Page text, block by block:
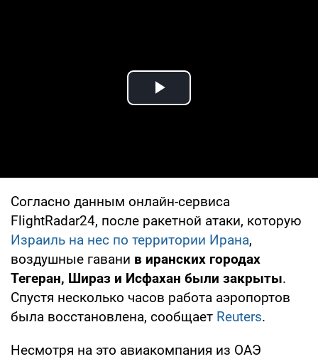
Play Video
Согласно данным онлайн-сервиса
FlightRadar24, после ракетной атаки, которую
Израиль на нес по территории Ирана,
воздушные гавани в иранских городах
Тегеран, Шираз и Исфахан были закрыты.
Спустя несколько часов работа аэропортов
была восстановлена, сообщает Reuters.
Несмотря на это авиакомпания из ОАЭ